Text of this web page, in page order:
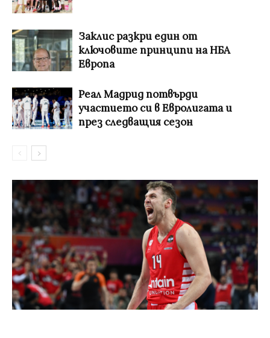
Заклис разкри един от
ключовите принципи на НБА
Европа
Реал Мадрид потвърди
участието си в Евролигата и
през следващия сезон